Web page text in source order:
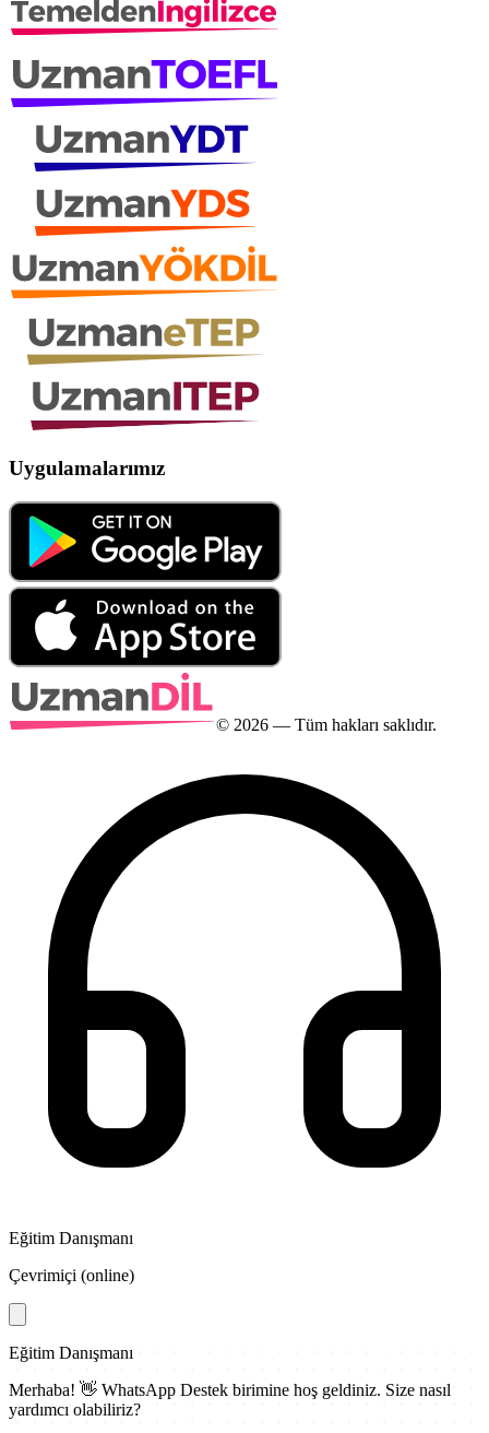
Uygulamalarımız
© 2026 — Tüm hakları saklıdır.
Eğitim Danışmanı
Çevrimiçi (online)
Eğitim Danışmanı
Merhaba! 👋 WhatsApp Destek birimine hoş geldiniz. Size nasıl
yardımcı olabiliriz?